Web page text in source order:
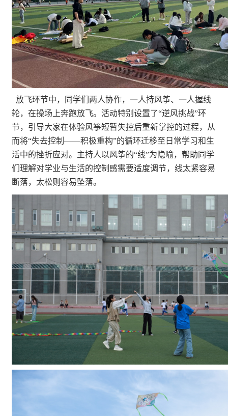
放飞环节中，同学们两人协作，一人持风筝、一人握线
轮，在操场上奔跑放飞。活动特别设置了“逆风挑战”环
节，引导大家在体验风筝短暂失控后重新掌控的过程，从
而将“失去控制——积极重构”的循环迁移至日常学习和生
活中的挫折应对。主持人以风筝的“线”为隐喻，帮助同学
们理解对学业与生活的控制感需要适度调节，线太紧容易
断落，太松则容易坠落。